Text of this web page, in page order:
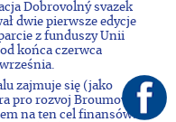
Dobrovolný svazek
dwie pierwsze edycje
z funduszy Unii
końca czerwca
zajmuje się (jako
pro rozvoj Broumovska
na ten cel finansów.